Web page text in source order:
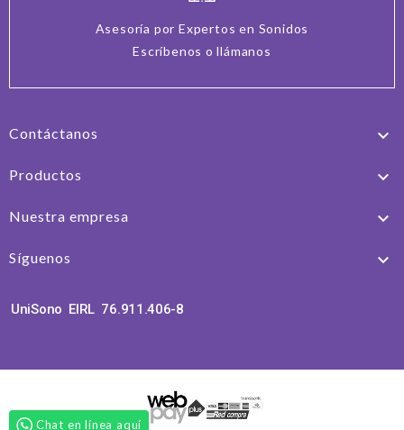
Chat en línea aquí
Asesoría por Expertos en Sonidos
Escríbenos o llámanos
Contáctanos 
Productos 
Nuestra empresa 
Síguenos 
UniSono EIRL 76.911.406-8